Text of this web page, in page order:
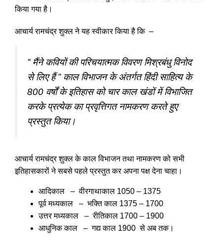
किया गया है।
आचार्य रामचंद्र शुक्ल ने यह स्वीकार किया है कि –
” मैंने कवियों की परिचयात्मक विवरण मिश्रबंधु विनोद
से लिए हैं ” काल विभाजन के अंतर्गत हिंदी साहित्य के
800 वर्षों के इतिहास को चार काल खंडों में विभाजित
करके प्रत्येक का प्रवृत्तिगत नामकरण करते हुए
प्रस्तुत किया।
आचार्य रामचंद्र शुक्ल के काल विभाजन तथा नामकरण को सभी
इतिहासकारों ने सबसे पहले प्रस्तुत कर अपना पक्ष देना चाहा।
आदिकाल – वीरगाथाकाल 1050 – 1375
पूर्व मध्यकाल – भक्ति काल 1375 – 1700
उत्तर मध्यकाल – रीतिकाल 1700 – 1900
आधुनिक काल – गद्य काल 1900 से अब तक।